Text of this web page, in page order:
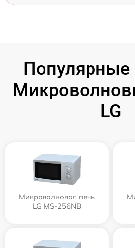
Популярные
LG
Микроволновая печь
LG MS-256NB